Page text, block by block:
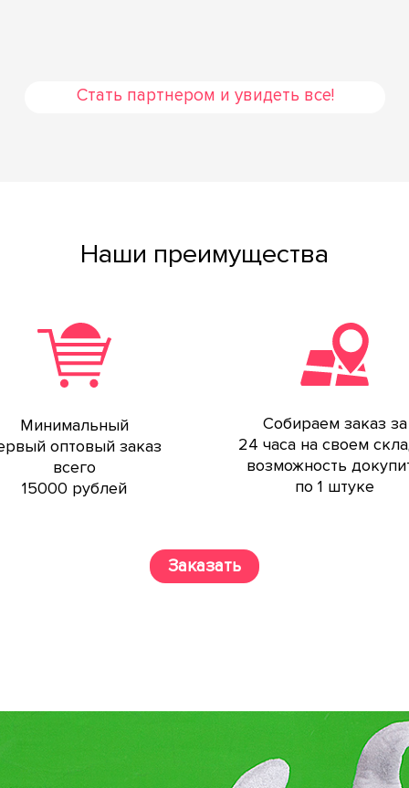
Стать партнером и увидеть все!
Наши преимущества
Минимальный
оптовый заказ
всего
15000 рублей
Собираем заказ за
24 часа на своем
возможность
по 1 штуке
Заказать